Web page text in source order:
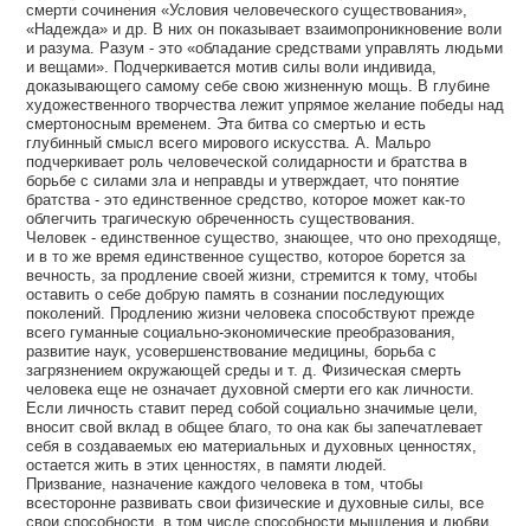
смерти сочинения «Условия человеческого существования»,
«Надежда» и др. В них он показывает взаимопроникновение воли
и разума. Разум - это «обладание средствами управлять людьми
и вещами». Подчеркивается мотив силы воли индивида,
доказывающего самому себе свою жизненную мощь. В глубине
художественного творчества лежит упрямое желание победы над
смертоносным временем. Эта битва со смертью и есть
глубинный смысл всего мирового искусства. А. Мальро
подчеркивает роль человеческой солидарности и братства в
борьбе с силами зла и неправды и утверждает, что понятие
братства - это единственное средство, которое может как-то
облегчить трагическую обреченность существования.
Человек - единственное существо, знающее, что оно преходяще,
и в то же время единственное существо, которое борется за
вечность, за продление своей жизни, стремится к тому, чтобы
оставить о себе добрую память в сознании последующих
поколений. Продлению жизни человека способствуют прежде
всего гуманные социально-экономические преобразования,
развитие наук, усовершенствование медицины, борьба с
загрязнением окружающей среды и т. д. Физическая смерть
человека еще не означает духовной смерти его как личности.
Если личность ставит перед собой социально значимые цели,
вносит свой вклад в общее благо, то она как бы запечатлевает
себя в создаваемых ею материальных и духовных ценностях,
остается жить в этих ценностях, в памяти людей.
Призвание, назначение каждого человека в том, чтобы
всесторонне развивать свои физические и духовные силы, все
свои способности, в том числе способности мышления и любви.